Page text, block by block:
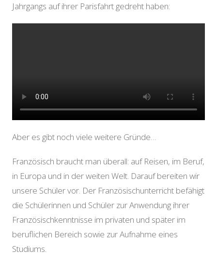
Jahrgangs auf ihrer Parisfahrt gedreht haben:
Aber es gibt noch viele weitere Gründe…
Französisch braucht man überall: auf Reisen, im Beruf,
in Europa und in der weiten Welt. Darauf bereiten wir
unsere Schüler vor. Der Französischunterricht befähigt
die Schülerinnen und Schüler zur Anwendung ihrer
Französischkenntnisse im privaten und später im
beruflichen Bereich sowie zur Aufnahme eines
Studiums.